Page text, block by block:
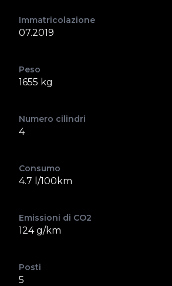
Immatricolazione
07.2019
Peso
1655 kg
Numero cilindri
4
Consumo
4.7 l/100km
Emissioni di CO2
124 g/km
Posti
5